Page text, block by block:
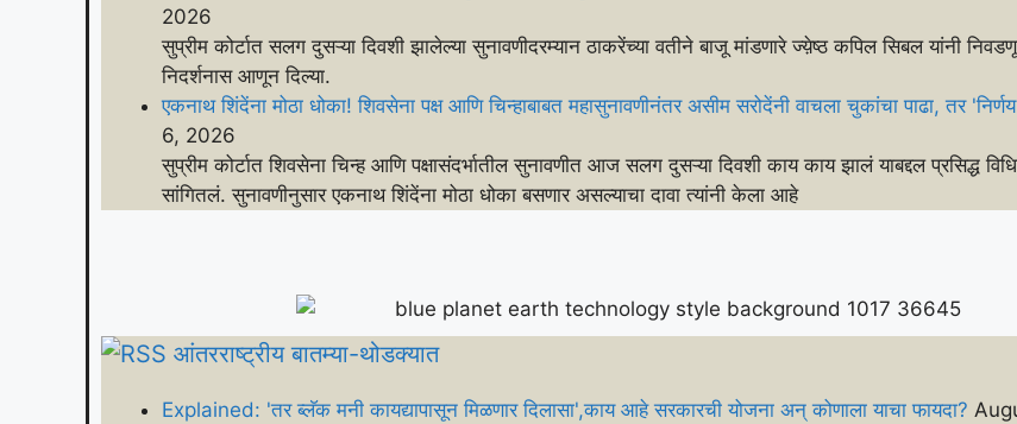
2026
सुप्रीम कोर्टात सलग दुसऱ्या दिवशी झालेल्या सुनावणीदरम्यान ठाकरेंच्या वतीने बाजू मांडणारे ज्य़ेष्ठ कपिल सिबल यांनी
निदर्शनास आणून दिल्या.
एकनाथ शिंदेंना मोठा धोका! शिवसेना पक्ष आणि चिन्हाबाबत महासुनावणीनंतर असीम सरोदेंनी वाचला चुकांचा पाढा, तर
6, 2026
सुप्रीम कोर्टात शिवसेना चिन्ह आणि पक्षासंदर्भातील सुनावणीत आज सलग दुसऱ्या दिवशी काय काय झालं याबद्दल प्रसिद्ध
सांगितलं. सुनावणीनुसार एकनाथ शिंदेंना मोठा धोका बसणार असल्याचा दावा त्यांनी केला आहे
आंतरराष्ट्रीय बातम्या-थोडक्यात
Explained: 'तर ब्लॅक मनी कायद्यापासून मिळणार दिलासा',काय आहे सरकारची योजना अन् कोणाला याचा फायदा?